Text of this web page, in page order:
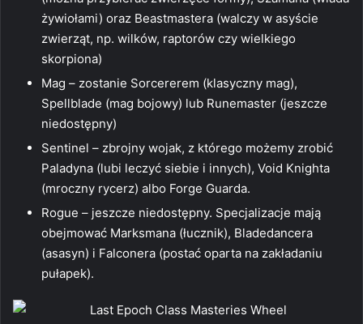
żywiołami) oraz Beastmastera (walczy w asyście
zwierząt, np. wilków, raptorów czy wielkiego
skorpiona)
Mag – zostanie Sorcererem (klasyczny mag),
Spellblade (mag bojowy) lub Runemaster (jeszcze
niedostępny)
Sentinel – zbrojny wojak, z którego możemy zrobić
Paladyna (lubi leczyć siebie i innych), Void Knighta
(mroczny rycerz) albo Forge Guarda.
Rogue – jeszcze niedostępny. Specjalizacje mają
obejmować Marksmana (łucznik), Bladedancera
(asasyn) i Falconera (postać oparta na zakładaniu
pułapek).